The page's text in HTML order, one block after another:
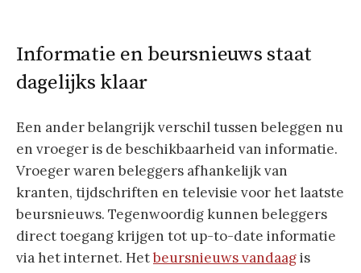
Informatie en beursnieuws staat
dagelijks klaar
Een ander belangrijk verschil tussen beleggen nu
en vroeger is de beschikbaarheid van informatie.
Vroeger waren beleggers afhankelijk van
kranten, tijdschriften en televisie voor het laatste
beursnieuws. Tegenwoordig kunnen beleggers
direct toegang krijgen tot up-to-date informatie
via het internet. Hetbeursnieuws vandaagis